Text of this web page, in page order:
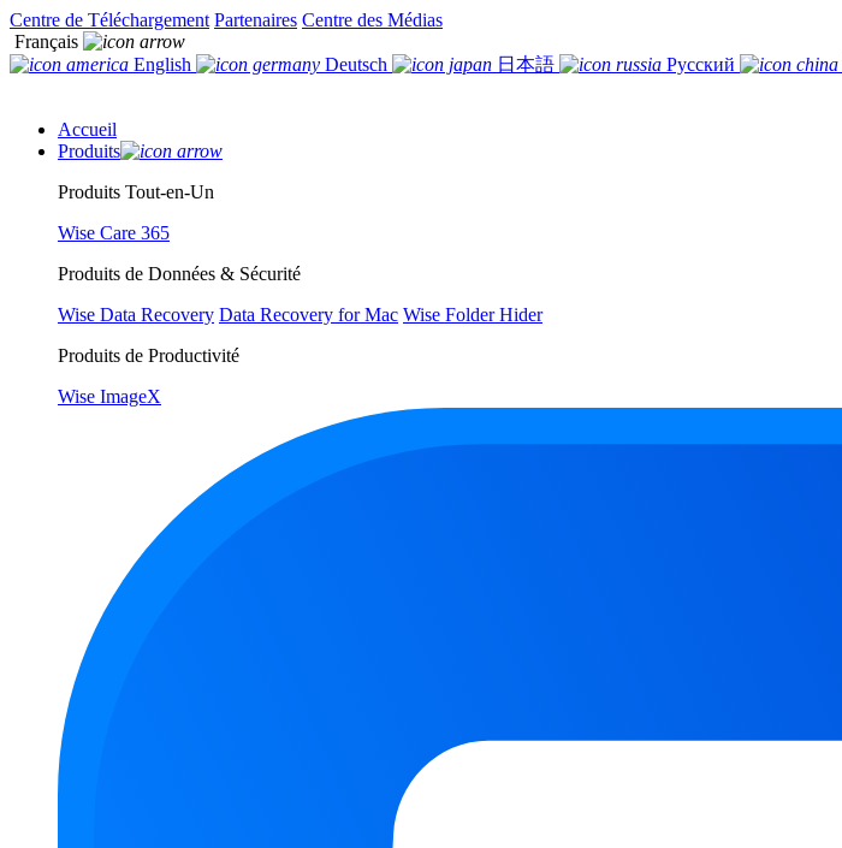
Centre de Téléchargement Partenaires Centre des Médias
Français
English
Deutsch 日本語 Русский
Accueil
Produits
Produits Tout-en-Un
Wise Care 365
Produits de Données & Sécurité
Wise Data Recovery Data Recovery for Mac Wise Folder Hider
Produits de Productivité
Wise ImageX